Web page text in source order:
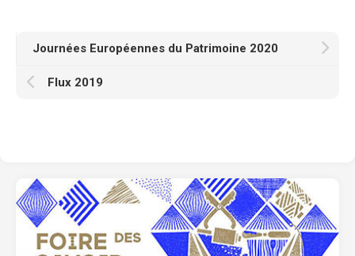
Journées Européennes du Patrimoine 2020
Flux 2019